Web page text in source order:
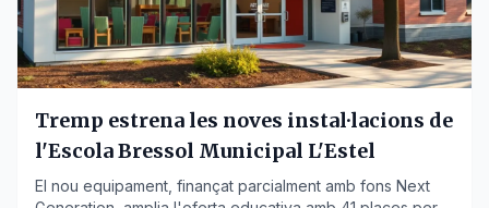
Tremp estrena les noves instal·lacions de
l'Escola Bressol Municipal L'Estel
El nou equipament, finançat parcialment amb fons Next